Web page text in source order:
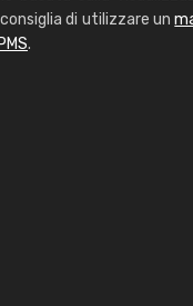
di utilizzare un
.